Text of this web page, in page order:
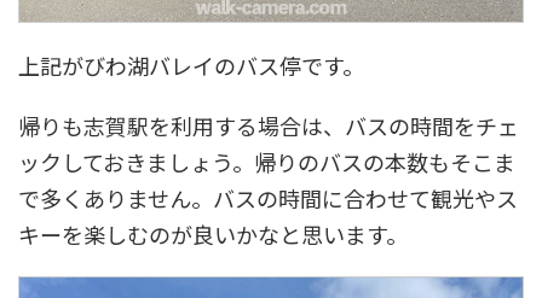
上記がびわ湖バレイのバス停です。
帰りも志賀駅を利用する場合は、バスの時間をチェ
ックしておきましょう。帰りのバスの本数もそこま
で多くありません。バスの時間に合わせて観光やス
キーを楽しむのが良いかなと思います。